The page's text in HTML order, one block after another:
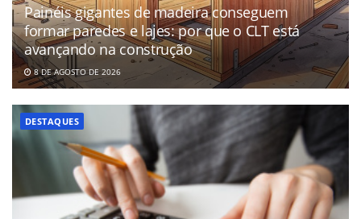
Painéis gigantes de madeira conseguem
formar paredes e lajes: por que o CLT está
avançando na construção
8 DE AGOSTO DE 2026
DESTAQUES